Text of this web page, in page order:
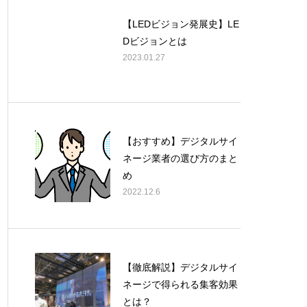
【LEDビジョン発展史】LE
Dビジョンとは
2023.01.27
【おすすめ】デジタルサイ
ネージ業者の選び方のまと
め
2022.12.6
【徹底解説】デジタルサイ
ネージで得られる集客効果
とは？